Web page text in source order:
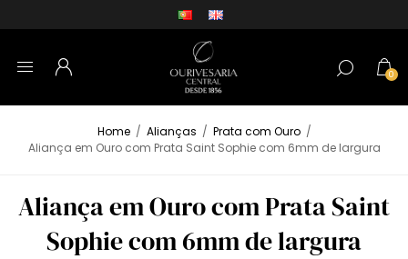
0
Home / Alianças / Prata com Ouro /
Aliança em Ouro com Prata Saint Sophie com 6mm de largura
Aliança em Ouro com Prata Saint
Sophie com 6mm de largura